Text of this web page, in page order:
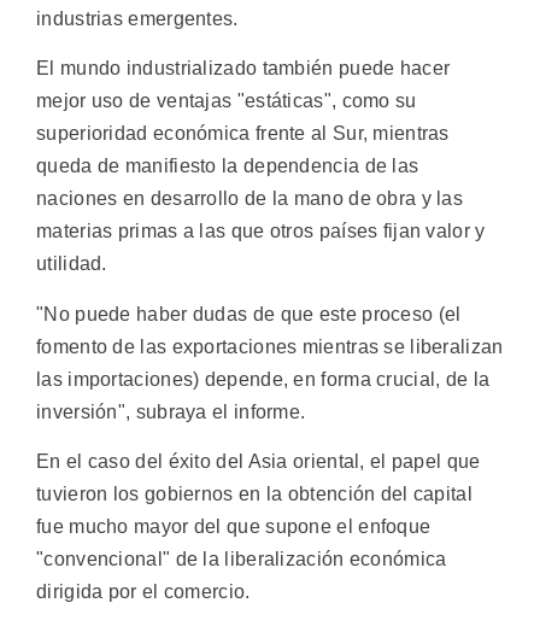
industrias emergentes.
El mundo industrializado también puede hacer
mejor uso de ventajas "estáticas", como su
superioridad económica frente al Sur, mientras
queda de manifiesto la dependencia de las
naciones en desarrollo de la mano de obra y las
materias primas a las que otros países fijan valor y
utilidad.
"No puede haber dudas de que este proceso (el
fomento de las exportaciones mientras se liberalizan
las importaciones) depende, en forma crucial, de la
inversión", subraya el informe.
En el caso del éxito del Asia oriental, el papel que
tuvieron los gobiernos en la obtención del capital
fue mucho mayor del que supone el enfoque
"convencional" de la liberalización económica
dirigida por el comercio.